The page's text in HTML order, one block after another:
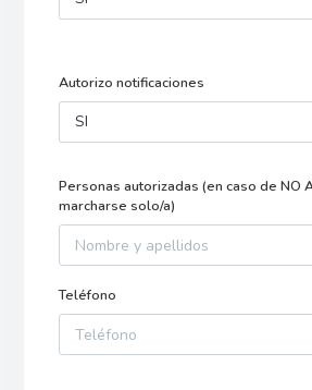
Autorizo notificaciones
SI
Personas autorizadas (en caso de NO
marcharse solo/a)
Teléfono